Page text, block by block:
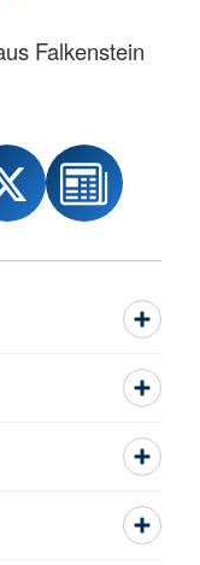
Falkenstein